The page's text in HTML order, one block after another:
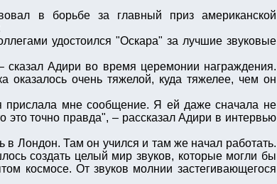
в борьбе за главный приз американской
удостоился "Оскара" за лучшие звуковые
сказал Адири во время церемонии награждения.
оказалось очень тяжелой, куда тяжелее, чем он
мне сообщение. Я ей даже сначала не
это точно правда", – рассказал Адири в интервью
Лондон. Там он учился и там же начал работать.
создать целый мир звуков, которые могли бы
космосе. От звуков молнии застегивающегося